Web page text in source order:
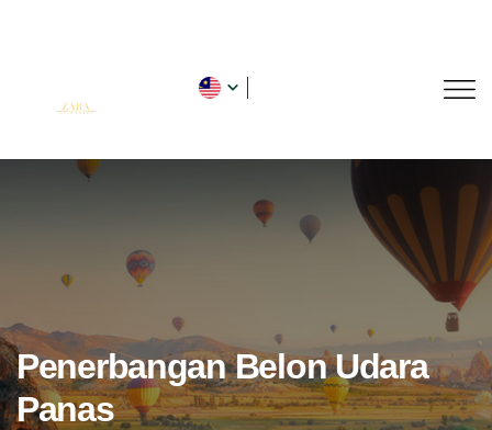
Penerbangan Belon Udara
Panas